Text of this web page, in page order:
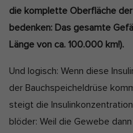
die komplette Oberfläche
bedenken: Das gesamte
Länge von ca. 100.000 km!).
Und logisch: Wenn diese
der Bauchspeicheldrüse
steigt die
blöder: Weil die Gewebe